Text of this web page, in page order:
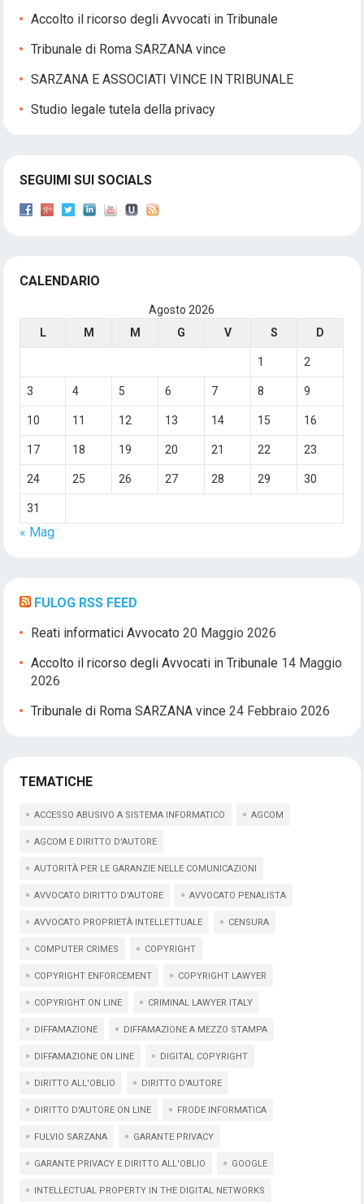
Accolto il ricorso degli Avvocati in Tribunale
Tribunale di Roma SARZANA vince
SARZANA E ASSOCIATI VINCE IN TRIBUNALE
Studio legale tutela della privacy
SEGUIMI SUI SOCIALS
CALENDARIO
Agosto 2026
L
M M G V S D
1 2
3 4 5 6 7 8 9
10 11 12 13 14 15 16
17 18 19 20 21 22 23
24 25 26 27 28 29 30
31
« Mag
FULOG RSS FEED
Reati informatici Avvocato 20 Maggio 2026
Accolto il ricorso degli Avvocati in Tribunale 14 Maggio
2026
Tribunale di Roma SARZANA vince 24 Febbraio 2026
TEMATICHE
ACCESSO ABUSIVO A SISTEMA INFORMATICO AGCOM
AGCOM E DIRITTO D'AUTORE
AUTORITÀ PER LE GARANZIE NELLE COMUNICAZIONI
AVVOCATO DIRITTO D'AUTORE AVVOCATO PENALISTA
AVVOCATO PROPRIETÀ INTELLETTUALE CENSURA
COMPUTER CRIMES COPYRIGHT
COPYRIGHT ENFORCEMENT COPYRIGHT LAWYER
COPYRIGHT ON LINE CRIMINAL LAWYER ITALY
DIFFAMAZIONE DIFFAMAZIONE A MEZZO STAMPA
DIFFAMAZIONE ON LINE DIGITAL COPYRIGHT
DIRITTO ALL'OBLIO DIRITTO D'AUTORE
DIRITTO D'AUTORE ON LINE FRODE INFORMATICA
FULVIO SARZANA GARANTE PRIVACY
GARANTE PRIVACY E DIRITTO ALL'OBLIO GOOGLE
INTELLECTUAL PROPERTY IN THE DIGITAL NETWORKS